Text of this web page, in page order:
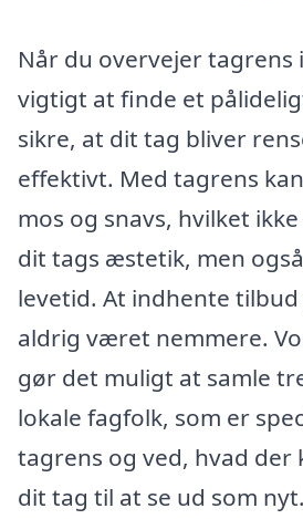
Når du overvejer tagrens
vigtigt at finde et
sikre, at dit tag bliver
effektivt. Med tagrens
mos og snavs, hvilket
dit tags æstetik, men
levetid. At indhente
aldrig været nemmere.
gør det muligt at samle
lokale fagfolk, som er
tagrens og ved, hvad
dit tag til at se ud som nyt.